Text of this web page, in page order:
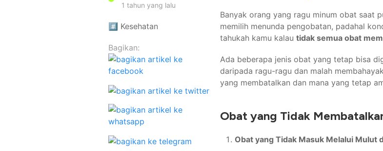
1 tahun yang lalu
#️⃣ Kesehatan
Bagikan:
Banyak orang yang ragu minum obat saat
memilih menunda pengobatan, padahal
tahukah kamu kalau tidak semua obat
Ada beberapa jenis obat yang tetap bisa
daripada ragu-ragu dan malah
yang membatalkan dan mana yang tetap
Obat yang Tidak
Obat yang Tidak Masuk Melalui Mulut